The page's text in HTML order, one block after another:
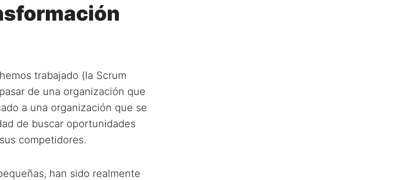
trabajado (la Scrum
de una organización que
a una organización que se
de buscar oportunidades
competidores.
han sido realmente